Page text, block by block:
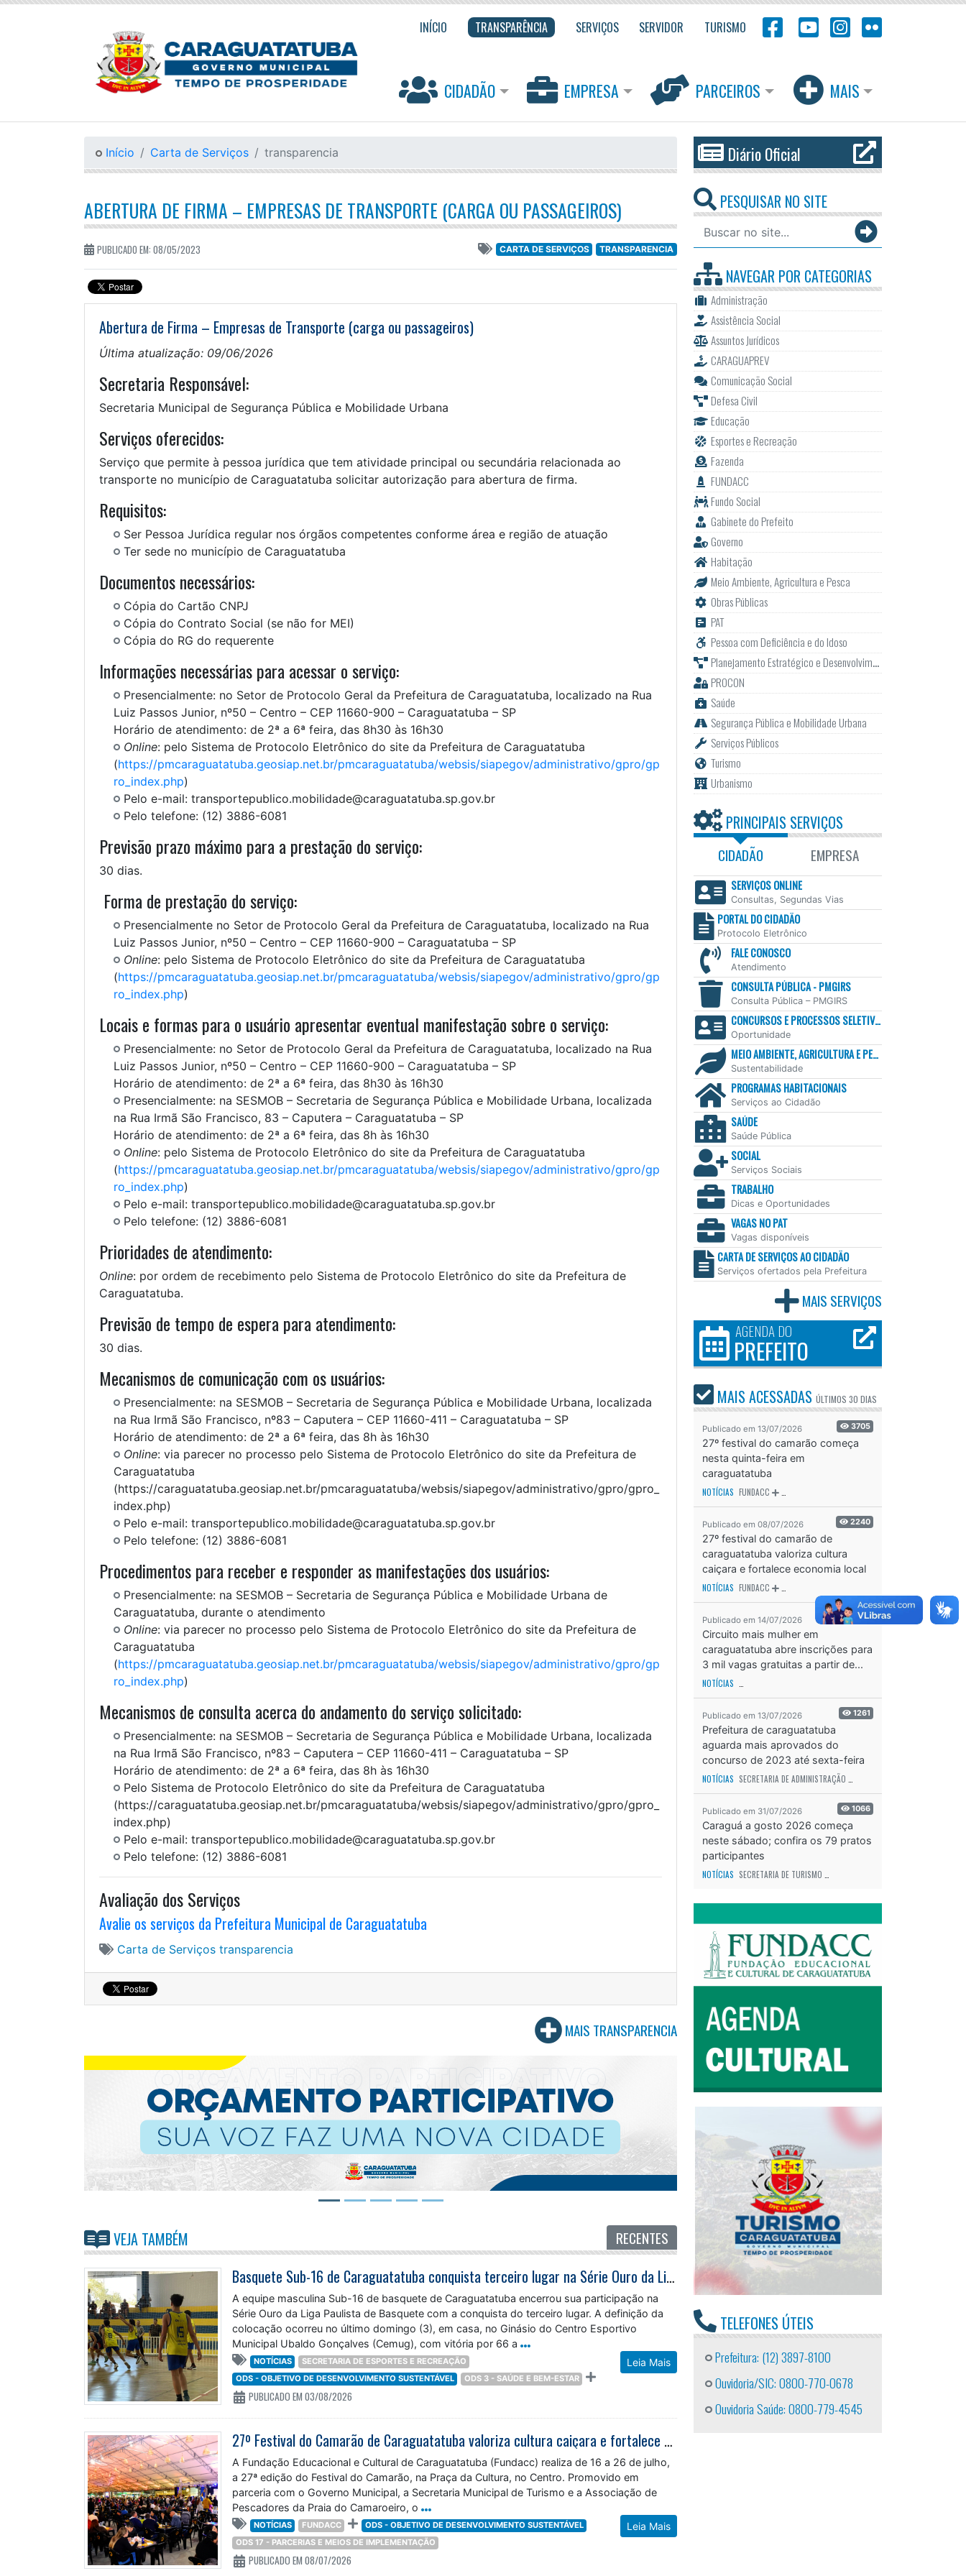
INÍCIO TRANSPARÊNCIA SERVIÇOS SERVIDOR TURISMO
CIDADÃO EMPRESA PARCEIROS MAIS
Início Carta de Serviços transparencia
ABERTURA DE FIRMA – EMPRESAS DE TRANSPORTE (CARGA OU PASSAGEIROS)
PUBLICADO EM: 08/05/2023 CARTA DE SERVIÇOS TRANSPARENCIA
Abertura de Firma – Empresas de Transporte (carga ou passageiros)
Última atualização: 09/06/2026
Secretaria Responsável:
Secretaria Municipal de Segurança Pública e Mobilidade Urbana
Serviços oferecidos:
Serviço que permite à pessoa jurídica que tem atividade principal ou secundária relacionada ao
transporte no município de Caraguatatuba solicitar autorização para abertura de firma.
Requisitos:
Ser Pessoa Jurídica regular nos órgãos competentes conforme área e região de atuação
Ter sede no município de Caraguatatuba
Documentos necessários:
Cópia do Cartão CNPJ
Cópia do Contrato Social (se não for MEI)
Cópia do RG do requerente
Informações necessárias para acessar o serviço:
Presencialmente: no Setor de Protocolo Geral da Prefeitura de Caraguatatuba, localizado na Rua
Luiz Passos Junior, nº50 – Centro – CEP 11660-900 – Caraguatatuba – SP
Horário de atendimento: de 2ª a 6ª feira, das 8h30 às 16h30
Online: pelo Sistema de Protocolo Eletrônico do site da Prefeitura de Caraguatatuba
(https://pmcaraguatatuba.geosiap.net.br/pmcaraguatatuba/websis/siapegov/administrativo/gpro/gp
ro_index.php)
Pelo e-mail: transportepublico.mobilidade@caraguatatuba.sp.gov.br
Pelo telefone: (12) 3886-6081
Previsão prazo máximo para a prestação do serviço:
30 dias.
Forma de prestação do serviço:
Presencialmente no Setor de Protocolo Geral da Prefeitura de Caraguatatuba, localizado na Rua
Luiz Passos Junior, nº50 – Centro – CEP 11660-900 – Caraguatatuba – SP
Online: pelo Sistema de Protocolo Eletrônico do site da Prefeitura de Caraguatatuba
(https://pmcaraguatatuba.geosiap.net.br/pmcaraguatatuba/websis/siapegov/administrativo/gpro/gp
ro_index.php)
Locais e formas para o usuário apresentar eventual manifestação sobre o serviço:
Presencialmente: no Setor de Protocolo Geral da Prefeitura de Caraguatatuba, localizado na Rua
Luiz Passos Junior, nº50 – Centro – CEP 11660-900 – Caraguatatuba – SP
Horário de atendimento: de 2ª a 6ª feira, das 8h30 às 16h30
Presencialmente: na SESMOB – Secretaria de Segurança Pública e Mobilidade Urbana, localizada
na Rua Irmã São Francisco, 83 – Caputera – Caraguatatuba – SP
Horário de atendimento: de 2ª a 6ª feira, das 8h às 16h30
Online: pelo Sistema de Protocolo Eletrônico do site da Prefeitura de Caraguatatuba
(https://pmcaraguatatuba.geosiap.net.br/pmcaraguatatuba/websis/siapegov/administrativo/gpro/gp
ro_index.php)
Pelo e-mail: transportepublico.mobilidade@caraguatatuba.sp.gov.br
Pelo telefone: (12) 3886-6081
Prioridades de atendimento:
Online: por ordem de recebimento pelo Sistema de Protocolo Eletrônico do site da Prefeitura de
Caraguatatuba.
Previsão de tempo de espera para atendimento:
30 dias.
Mecanismos de comunicação com os usuários:
Presencialmente: na SESMOB – Secretaria de Segurança Pública e Mobilidade Urbana, localizada
na Rua Irmã São Francisco, nº83 – Caputera – CEP 11660-411 – Caraguatatuba – SP
Horário de atendimento: de 2ª a 6ª feira, das 8h às 16h30
Online: via parecer no processo pelo Sistema de Protocolo Eletrônico do site da Prefeitura de
Caraguatatuba
(https://caraguatatuba.geosiap.net.br/pmcaraguatatuba/websis/siapegov/administrativo/gpro/gpro_
index.php)
Pelo e-mail: transportepublico.mobilidade@caraguatatuba.sp.gov.br
Pelo telefone: (12) 3886-6081
Procedimentos para receber e responder as manifestações dos usuários:
Presencialmente: na SESMOB – Secretaria de Segurança Pública e Mobilidade Urbana de
Caraguatatuba, durante o atendimento
Online: via parecer no processo pelo Sistema de Protocolo Eletrônico do site da Prefeitura de
Caraguatatuba
(https://pmcaraguatatuba.geosiap.net.br/pmcaraguatatuba/websis/siapegov/administrativo/gpro/gp
ro_index.php)
Mecanismos de consulta acerca do andamento do serviço solicitado:
Presencialmente: na SESMOB – Secretaria de Segurança Pública e Mobilidade Urbana, localizada
na Rua Irmã São Francisco, nº83 – Caputera – CEP 11660-411 – Caraguatatuba – SP
Horário de atendimento: de 2ª a 6ª feira, das 8h às 16h30
Pelo Sistema de Protocolo Eletrônico do site da Prefeitura de Caraguatatuba
(https://caraguatatuba.geosiap.net.br/pmcaraguatatuba/websis/siapegov/administrativo/gpro/gpro_
index.php)
Pelo e-mail: transportepublico.mobilidade@caraguatatuba.sp.gov.br
Pelo telefone: (12) 3886-6081
Avaliação dos Serviços
Avalie os serviços da Prefeitura Municipal de Caraguatatuba
Carta de Serviços transparencia
MAIS TRANSPARENCIA
VEJA TAMBÉM RECENTES
A equipe masculina Sub-16 de basquete de Caraguatatuba encerrou sua participação na
Série Ouro da Liga Paulista de Basquete com a conquista do terceiro lugar. A definição da
colocação ocorreu no último domingo (3), em casa, no Ginásio do Centro Esportivo
Municipal Ubaldo Gonçalves (Cemug), com vitória por 66 a
Leia Mais
NOTÍCIAS
SECRETARIA DE ESPORTES E RECREAÇÃO
ODS - OBJETIVO DE DESENVOLVIMENTO SUSTENTÁVEL
ODS 3 - SAÚDE E BEM-ESTAR
PUBLICADO EM 03/08/2026
A Fundação Educacional e Cultural de Caraguatatuba (Fundacc) realiza de 16 a 26 de julho,
a 27ª edição do Festival do Camarão, na Praça da Cultura, no Centro. Promovido em
parceria com o Governo Municipal, a Secretaria Municipal de Turismo e a Associação de
Pescadores da Praia do Camaroeiro, o
Leia Mais
NOTÍCIAS FUNDACC
ODS - OBJETIVO DE DESENVOLVIMENTO SUSTENTÁVEL
ODS 17 - PARCERIAS E MEIOS DE IMPLEMENTAÇÃO
PUBLICADO EM 08/07/2026
Diário Oficial
PESQUISAR NO SITE
NAVEGAR PORCATEGORIAS
Administração
Assistência Social
Assuntos Jurídicos
CARAGUAPREV
Comunicação Social
Defesa Civil
Educação
Esportes e Recreação
Fazenda
FUNDACC
Fundo Social
Gabinete do Prefeito
Governo
Habitação
Meio Ambiente, Agricultura e Pesca
Obras Públicas
PAT
Pessoa com Deficiência e do Idoso
Planejamento Estratégico e Desenvolvimento
PROCON
Saúde
Segurança Pública e Mobilidade Urbana
Serviços Públicos
Turismo
Urbanismo
PRINCIPAIS SERVIÇOS
CIDADÃO EMPRESA
SERVIÇOS ONLINE
Consultas, Segundas Vias
PORTAL DO CIDADÃO
Protocolo Eletrônico
FALE CONOSCO
Atendimento
CONSULTA PÚBLICA - PMGIRS
Consulta Pública – PMGIRS
CONCURSOS E PROCESSOS SELETIVOS
Oportunidade
MEIO AMBIENTE, AGRICULTURA E PESCA
Sustentabilidade
PROGRAMAS HABITACIONAIS
Serviços ao Cidadão
SAÚDE
Saúde Pública
SOCIAL
Serviços Sociais
TRABALHO
Dicas e Oportunidades
VAGAS NO PAT
Vagas disponíveis
CARTA DE SERVIÇOS AO CIDADÃO
Serviços ofertados pela Prefeitura
MAIS SERVIÇOS
AGENDA DO
PREFEITO
MAIS ACESSADAS ÚLTIMOS 30 DIAS
Publicado em 13/07/2026 3705
27º festival do camarão começa
nesta quinta-feira em
caraguatatuba
NOTÍCIAS FUNDACC
Publicado em 08/07/2026 2240
27º festival do camarão de
caraguatatuba valoriza cultura
caiçara e fortalece economia local
NOTÍCIAS FUNDACC
Publicado em 14/07/2026 2176
Circuito mais mulher em
caraguatatuba abre inscrições para
3 mil vagas gratuitas a partir de...
NOTÍCIAS
Publicado em 13/07/2026 1261
Prefeitura de caraguatatuba
aguarda mais aprovados do
concurso de 2023 até sexta-feira
(17)
NOTÍCIAS SECRETARIA DE ADMINISTRAÇÃO
Publicado em 31/07/2026 1066
Caraguá a gosto 2026 começa
neste sábado; confira os 79 pratos
participantes
NOTÍCIAS SECRETARIA DE TURISMO
TELEFONES ÚTEIS
Prefeitura: (12) 3897-8100
Ouvidoria/SIC: 0800-770-0678
Ouvidoria Saúde: 0800-779-4545